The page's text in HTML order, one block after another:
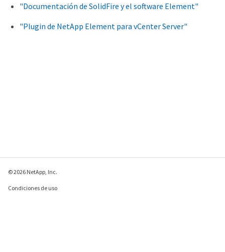
"Documentación de SolidFire y el software Element"
"Plugin de NetApp Element para vCenter Server"
© 2026 NetApp, Inc.
Condiciones de uso